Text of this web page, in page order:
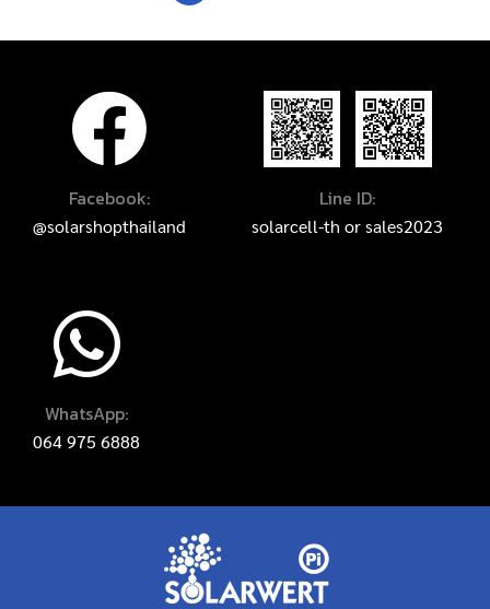
Facebook:
@solarshopthailand
Line ID:
solarcell-th orsales2023
WhatsApp:
064 975 6888